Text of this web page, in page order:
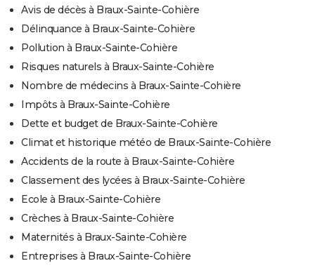
Avis de décès à Braux-Sainte-Cohière
Délinquance à Braux-Sainte-Cohière
Pollution à Braux-Sainte-Cohière
Risques naturels à Braux-Sainte-Cohière
Nombre de médecins à Braux-Sainte-Cohière
Impôts à Braux-Sainte-Cohière
Dette et budget de Braux-Sainte-Cohière
Climat et historique météo de Braux-Sainte-Cohière
Accidents de la route à Braux-Sainte-Cohière
Classement des lycées à Braux-Sainte-Cohière
Ecole à Braux-Sainte-Cohière
Crèches à Braux-Sainte-Cohière
Maternités à Braux-Sainte-Cohière
Entreprises à Braux-Sainte-Cohière